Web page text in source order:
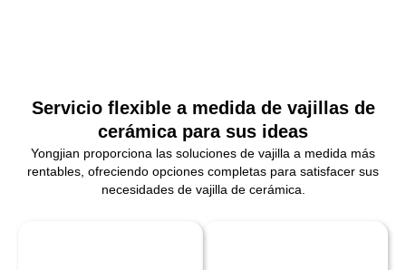
Servicio flexible a medida de vajillas de
cerámica para sus ideas
Yongjian proporciona las soluciones de vajilla a medida más
rentables, ofreciendo opciones completas para satisfacer sus
necesidades de vajilla de cerámica.